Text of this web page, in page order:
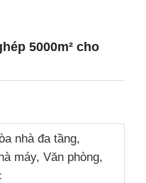
5000m² cho
nhà đa tầng,
máy, Văn phòng,